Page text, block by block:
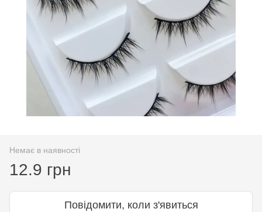
Немає в наявності
12.9 грн
Повідомити, коли з'явиться